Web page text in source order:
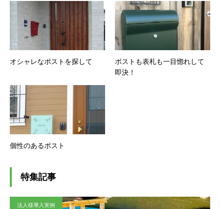
オシャレなポストを探して
ポストも表札も一目惚れして
即決！
個性のあるポスト
特集記事
法人様導入実例